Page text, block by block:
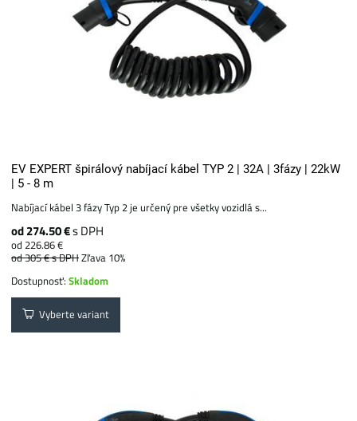
EV EXPERT špirálový nabíjací kábel TYP 2 | 32A | 3fázy | 22kW
| 5 - 8 m
Nabíjací kábel 3 fázy Typ 2 je určený pre všetky vozidlá s...
od 274.50 €s DPH
od 226.86 €
od 305 €s DPHZľava 10%
Dostupnosť:Skladom
Vyberte variant